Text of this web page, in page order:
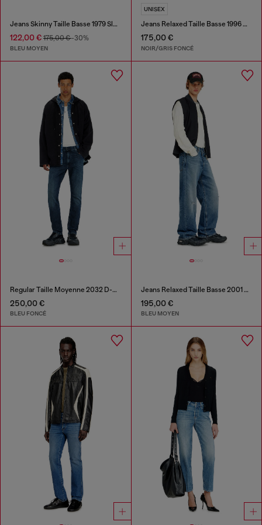
Jeans Skinny Taille Basse 1979 Sleenker
122,00 € 175,00 €-30%
BLEU MOYEN
UNISEX
Jeans Relaxed Taille Basse 1996 D-Sire
175,00 €
NOIR/GRIS FONCÉ
Regular Taille Moyenne 2032 D-Krooley-BW Joggjeans®
250,00 €
BLEU FONCÉ
Jeans Relaxed Taille Basse 2001 D-Macro
195,00 €
BLEU MOYEN